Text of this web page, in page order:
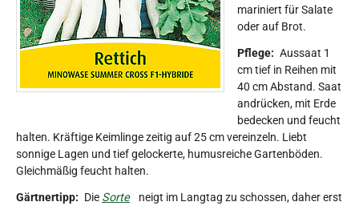
mariniert für Salate
oder auf Brot.
Pflege: Aussaat 1
cm tief in Reihen mit
40 cm Abstand. Saat
andrücken, mit Erde
bedecken und feucht
halten. Kräftige Keimlinge zeitig auf 25 cm vereinzeln. Liebt
sonnige Lagen und tief gelockerte, humusreiche Gartenböden.
Gleichmäßig feucht halten.
Gärtnertipp: Die Sorte
neigt im Langtag zu schossen, daher erst